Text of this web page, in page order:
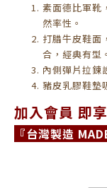
素面德比軍靴
然率性。
打腊牛皮鞋面
合，經典有型。
內側彈片拉鍊
豬皮乳膠鞋墊
加入會員 即
『台灣製造